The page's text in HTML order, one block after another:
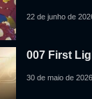
22 de junho de
007 First
30 de maio de 2026